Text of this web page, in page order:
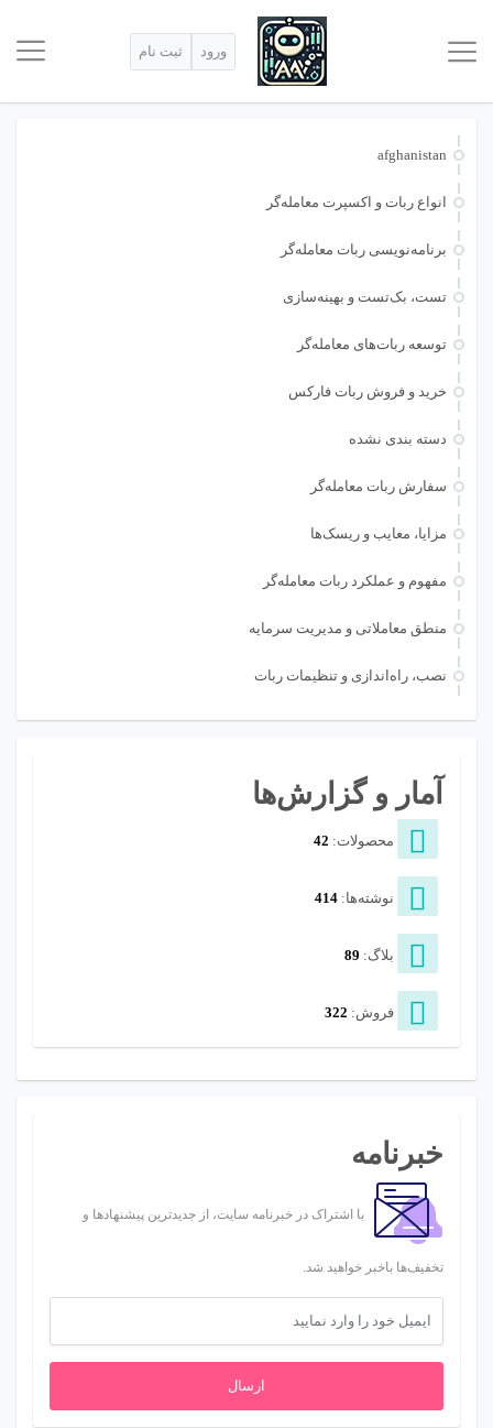
ورود ثبت نام
afghanistan
انواع ربات و اکسپرت معامله‌گر
برنامه‌نویسی ربات معامله‌گر
تست، بک‌تست و بهینه‌سازی
توسعه ربات‌های معامله‌گر
خرید و فروش ربات فارکس
دسته بندی نشده
سفارش ربات معامله‌گر
مزایا، معایب و ریسک‌ها
مفهوم و عملکرد ربات معامله‌گر
منطق معاملاتی و مدیریت سرمایه
نصب، راه‌اندازی و تنظیمات ربات
آمار و گزارش‌ها
محصولات: 42
نوشته‌ها: 414
بلاگ: 89
فروش: 322
خبرنامه
با اشتراک در خبرنامه سایت، از جدیدترین پیشنهادها و
تخفیف‌ها باخبر خواهید شد.
ارسال